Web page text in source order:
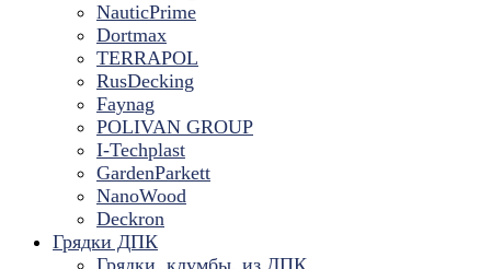
NauticPrime
Dortmax
TERRAPOL
RusDecking
Faynag
POLIVAN GROUP
I-Techplast
GardenParkett
NanoWood
Deckron
Грядки ДПК
Грядки, клумбы, из ДПК